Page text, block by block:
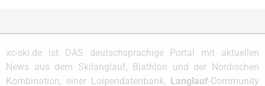
xc-ski.de ist DAS deutschsprachige Portal mit aktuellen
News aus dem Skilanglauf, Biathlon und der Nordischen
Kombination, einer Loipendatenbank, Langlauf-Community